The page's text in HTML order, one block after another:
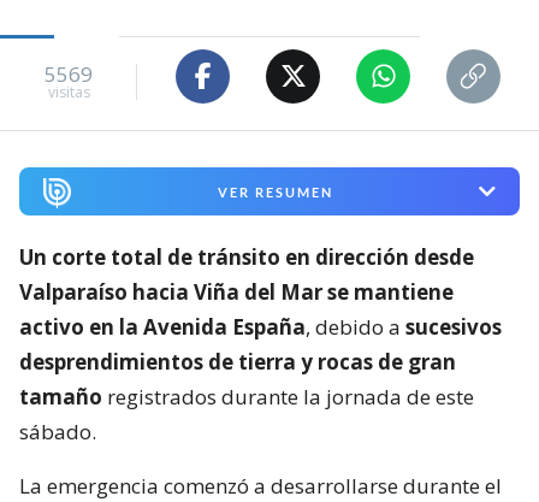
5569
visitas
VER RESUMEN
Un corte total de tránsito en dirección desde
Valparaíso hacia Viña del Mar se mantiene
activo en la Avenida España, debido a sucesivos
desprendimientos de tierra y rocas de gran
tamaño registrados durante la jornada de este
sábado.
La emergencia comenzó a desarrollarse durante el